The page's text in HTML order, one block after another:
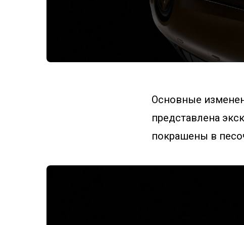
Основные
представлена
покрашены в